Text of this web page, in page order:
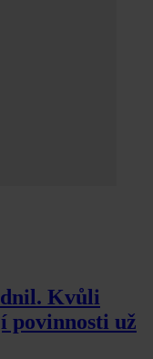
Kvůli
povinnosti už